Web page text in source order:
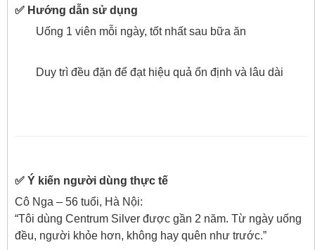
✅ Hướng dẫn sử dụng
Uống 1 viên mỗi ngày, tốt nhất sau bữa ăn
Duy trì đều đặn để đạt hiệu quả ổn định và lâu dài
✅ Ý kiến người dùng thực tế
Cô Nga – 56 tuổi, Hà Nội:
“Tôi dùng Centrum Silver được gần 2 năm. Từ ngày uống
đều, người khỏe hơn, không hay quên như trước.”